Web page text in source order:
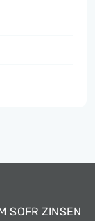
SOFR ZINSEN